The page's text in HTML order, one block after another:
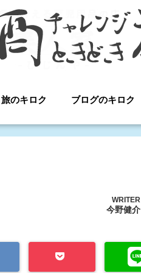
旅のキロク ブログのキロク
WRITER
今野健介